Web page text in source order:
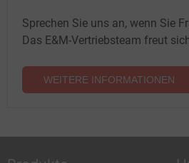
Sprechen Sie uns an, wenn Sie
Das E&M-Vertriebsteam freut
WEITERE INFORMATIONEN